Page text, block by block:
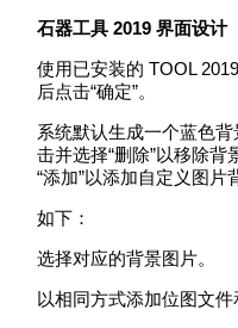
石器工具 2019 界面设计
使用已安装的 TOOL
后点击“确定”。
系统默认生成一个蓝色
击并选择“删除”以移除
“添加”以添加自定义图片
如下：
选择对应的背景图片。
以相同方式添加位图文件